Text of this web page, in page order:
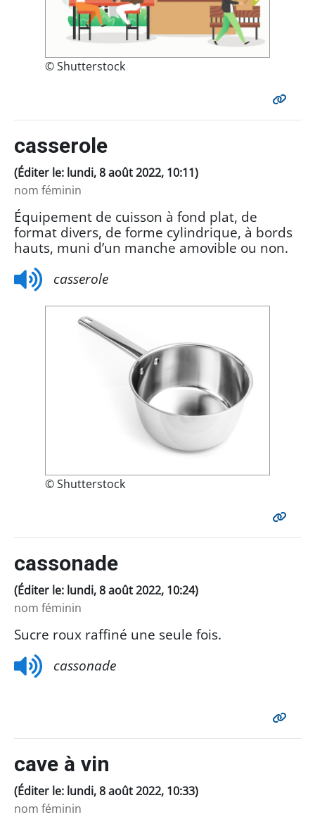
© Shutterstock
casserole
(Éditer le: lundi, 8 août 2022, 10:11)
nom féminin
Équipement de cuisson à fond plat, de
format divers, de forme cylindrique, à bords
hauts, muni d’un manche amovible ou non.
casserole
© Shutterstock
cassonade
(Éditer le: lundi, 8 août 2022, 10:24)
nom féminin
Sucre roux raffiné une seule fois.
cassonade
cave à vin
(Éditer le: lundi, 8 août 2022, 10:33)
nom féminin